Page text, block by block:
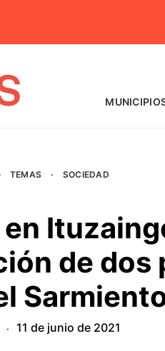
· TEMAS · SOCIEDAD
de dos
· 11 de junio de 2021